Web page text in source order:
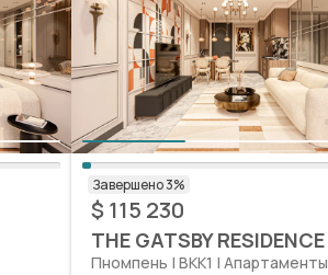
$ 115 230
THE GATSBY RESIDENCE
Пномпень | BKK1 | Апартаменты